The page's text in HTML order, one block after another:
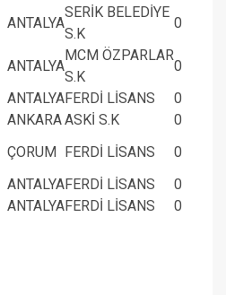
ANTALYA
SERİK BELEDİYE
S.K
0
ANTALYA
MCM ÖZPARLAR
S.K
0
ANTALYAFERDİ LİSANS
0
ANKARAASKİ S.K
0
ÇORUM FERDİ LİSANS
0
ANTALYAFERDİ LİSANS
0
ANTALYAFERDİ LİSANS 0